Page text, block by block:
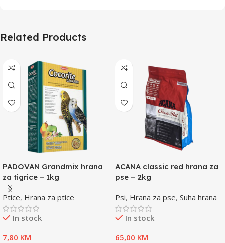
Related Products
PADOVAN Grandmix hrana
za tigrice – 1kg
Ptice, Hrana za ptice
In stock
7,80 KM
ACANA classic red hrana za
pse – 2kg
Psi, Hrana za pse, Suha hrana
In stock
65,00 KM